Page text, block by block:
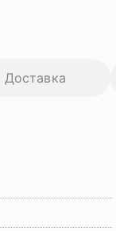
Доставка